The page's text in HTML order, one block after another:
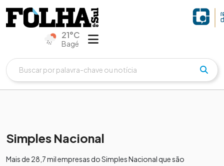
21°C
Bagé
Simples Nacional
Mais de 28,7 mil empresas do Simples Nacional que são